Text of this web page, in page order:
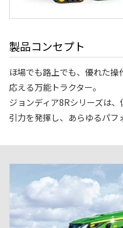
製品コンセプト
ほ場でも路上でも、優れた
応える万能トラクター。
ジョンディア8Rシリーズは
引力を発揮し、あらゆるパフ